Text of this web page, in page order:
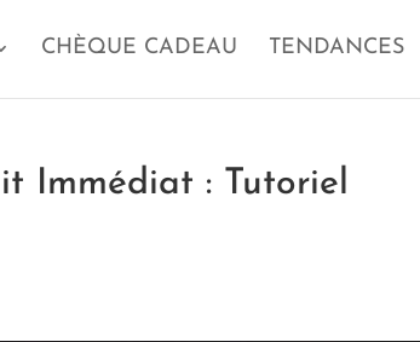
CHÈQUE CADEAU TENDANCES
Immédiat : Tutoriel